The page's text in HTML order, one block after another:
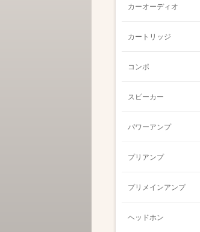
カーオーディオ
カートリッジ
コンポ
スピーカー
パワーアンプ
プリアンプ
プリメインアンプ
ヘッドホン